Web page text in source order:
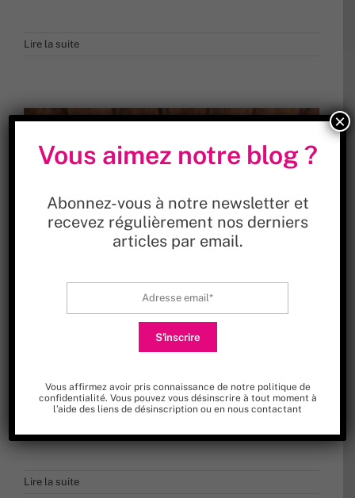
Lire la suite
RGPD – Google analytics : activez
l’anonymisation des adresses IP
internet, pour être conforme au RGPD, vous devez
paramétrer manuellement l’anonymisation des
Lire la suite
Vous aimez notre blog ?
Abonnez-vous à notre newsletter et
recevez régulièrement nos derniers
articles par email.
Vous affirmez avoir pris connaissance de notre politique de
confidentialité. Vous pouvez vous désinscrire à tout moment à
l’aide des liens de désinscription ou en nous contactant
×